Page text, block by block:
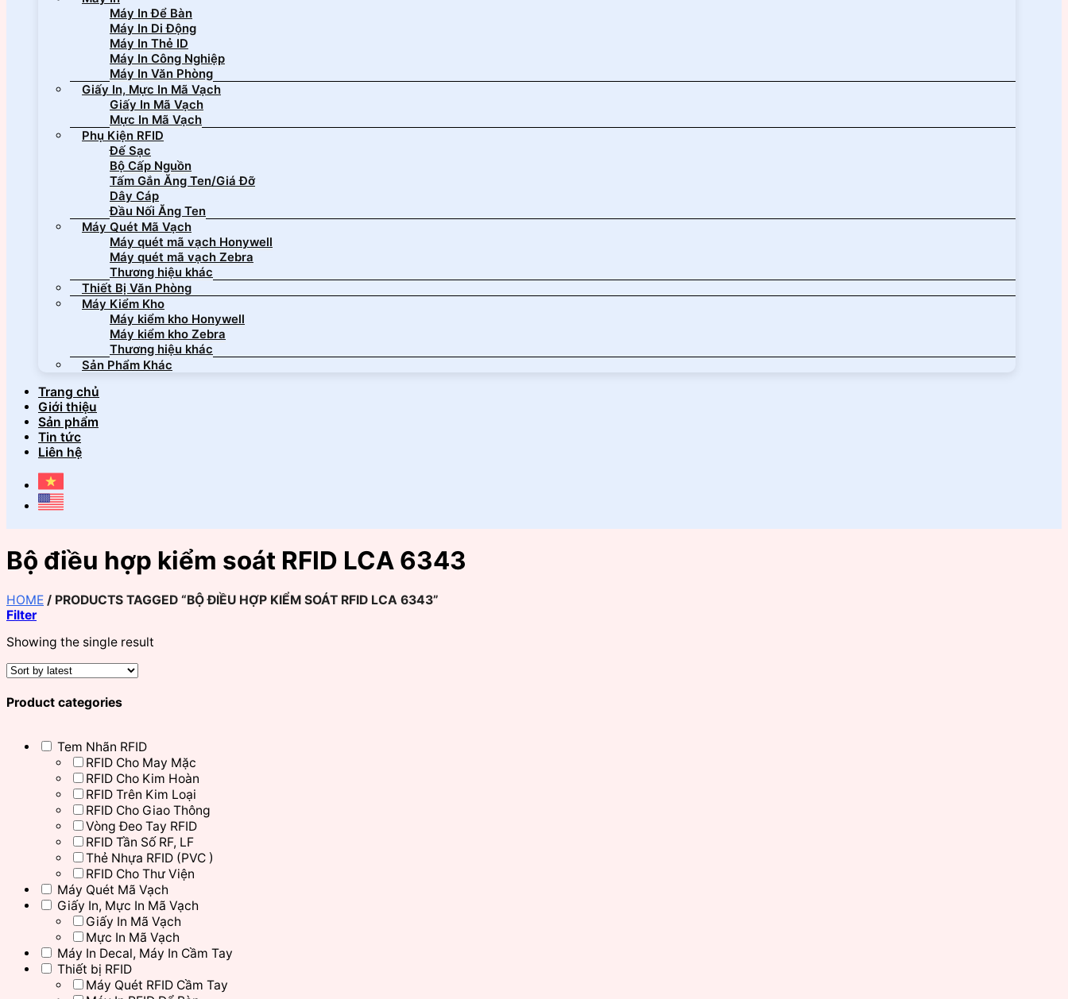
Máy In Để Bàn
Máy In Di Động
Máy In Thẻ ID
Máy In Công Nghiệp
Máy In Văn Phòng
Giấy In, Mực In Mã Vạch
Giấy In Mã Vạch
Mực In Mã Vạch
Phụ Kiện RFID
Đế Sạc
Bộ Cấp Nguồn
Tấm Gắn Ăng Ten/Giá Đỡ
Dây Cáp
Đầu Nối Ăng Ten
Máy Quét Mã Vạch
Máy quét mã vạch Honywell
Máy quét mã vạch Zebra
Thương hiệu khác
Thiết Bị Văn Phòng
Máy Kiểm Kho
Máy kiểm kho Honywell
Máy kiểm kho Zebra
Thương hiệu khác
Sản Phẩm Khác
Trang chủ
Giới thiệu
Sản phẩm
Tin tức
Liên hệ
Bộ điều hợp kiểm soát RFID LCA 6343
HOME / PRODUCTS TAGGED “BỘ ĐIỀU HỢP KIỂM SOÁT RFID LCA 6343”
Filter
Showing the single result
Product categories
Tem Nhãn RFID
RFID Cho May Mặc
RFID Cho Kim Hoàn
RFID Trên Kim Loại
RFID Cho Giao Thông
Vòng Đeo Tay RFID
RFID Tần Số RF, LF
Thẻ Nhựa RFID (PVC )
RFID Cho Thư Viện
Máy Quét Mã Vạch
Giấy In, Mực In Mã Vạch
Giấy In Mã Vạch
Mực In Mã Vạch
Máy In Decal, Máy In Cầm Tay
Thiết bị RFID
Máy Quét RFID Cầm Tay